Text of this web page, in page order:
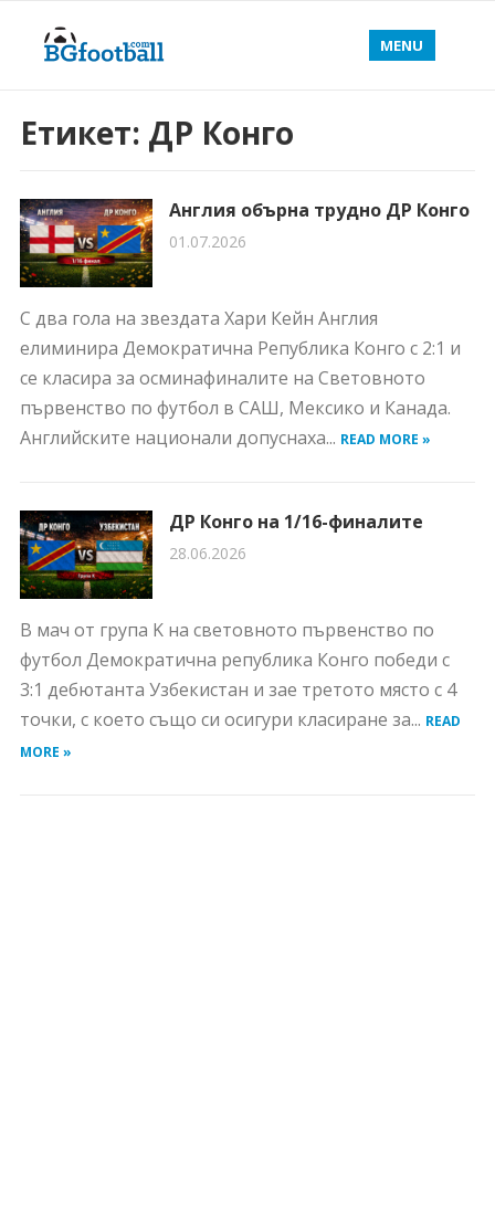
MENU
Етикет: ДР Конго
Англия обърна трудно ДР Конго
01.07.2026
С два гола на звездата Хари Кейн Англия
елиминира Демократична Република Конго с 2:1 и
се класира за осминафиналите на Световното
първенство по футбол в САШ, Мексико и Канада.
Английските национали допуснаха... READ MORE »
ДР Конго на 1/16-финалите
28.06.2026
В мач от група K на световното първенство по
футбол Демократична република Конго победи с
3:1 дебютанта Узбекистан и зае третото място с 4
точки, с което също си осигури класиране за... READ
MORE »